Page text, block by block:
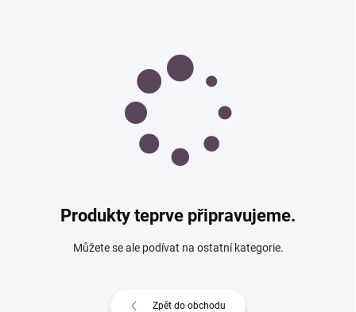
Produkty teprve připravujeme.
Můžete se ale podívat na ostatní kategorie.
Zpět do obchodu